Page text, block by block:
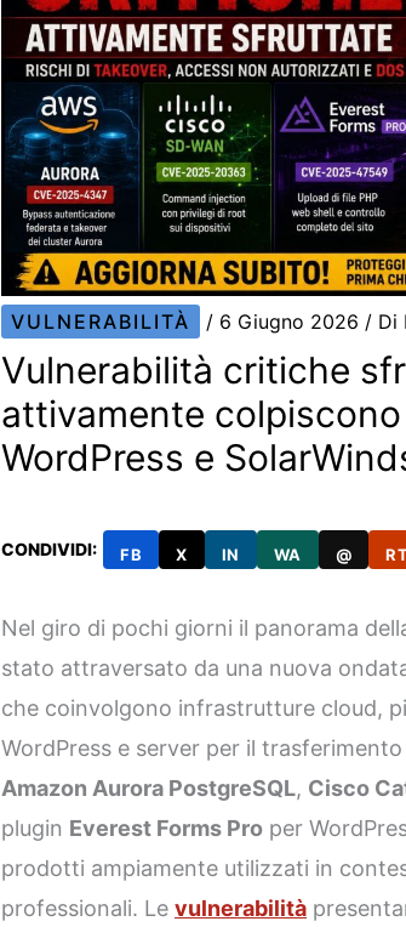
VULNERABILITÀ / 6 Giugno 2026 / Di
Vulnerabilità critiche
attivamente colpiscono
WordPress e
CONDIVIDI: FB X IN WA @
Nel giro di pochi giorni il panorama
stato attraversato da una nuova
che coinvolgono infrastrutture cloud,
WordPress e server per il
Amazon Aurora PostgreSQL, Cisco
plugin Everest Forms Pro per
prodotti ampiamente utilizzati in
professionali. Levulnerabilità